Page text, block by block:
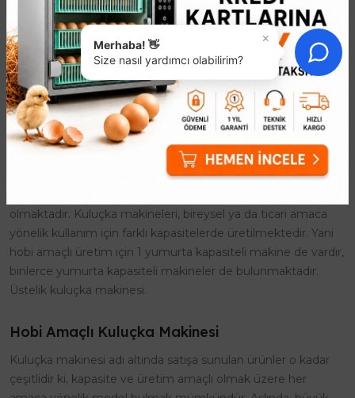
Kuluçka Makinesi
Kuluçka Makinesi ile civciv üretimi, farklı amaçlara yönelik
olarak yapılmaktadır. Civcivler genelde doğal yolla çoğaltılır
ancak bu durum maliyeti arttırdığı gibi, üretim sürecini de
uzatır. Civciv çıkması için gerekli bir mühendislik çalışması
sonucu geliştirilen kuluçka makinesi, verimli üretim için ideal
ürünlerdir. Özel kontrol paneline sahip şekilde tasarlanan
kuluçka makinesi modelleri, işlemin her aşamasında
durumun kontrol altında olmasını sağlar. Bu sayede kısa bir
olmaktadır. Kuluçka makineleri, bireysel ya da ticari amaca
yönelik kullanım için farklı kapasitelerde üretilmektedir. Yani
hobi amaçlı üretim için 1 yumurta kapasiteli makine de vardır,
binlerce yumurta kapasiteli makineler de bulunmaktadır.
Üstelik kuluçka makinesi.
Hobi Amaçlı Kuluçka Makinesi
Kuluçka makinesi adı altında satışa sunulan ürünler o kadar
çeşitlidir ki, kapasite ve üretim amaçlı olmak üzere her
×
Merhaba! 👋
Size nasıl yardımcı olabilirim?